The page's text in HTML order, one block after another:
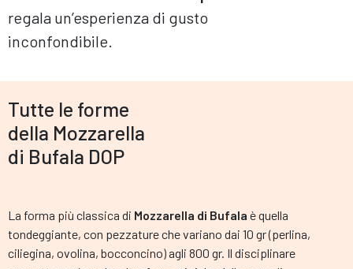
regala un’esperienza di gusto
inconfondibile.
Tutte le forme
della Mozzarella
di Bufala DOP
La forma più classica di Mozzarella di Bufala è quella
tondeggiante, con pezzature che variano dai 10 gr (perlina,
ciliegina, ovolina, bocconcino) agli 800 gr. Il disciplinare